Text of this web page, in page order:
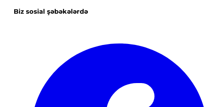
Biz sosial şəbəkələrdə